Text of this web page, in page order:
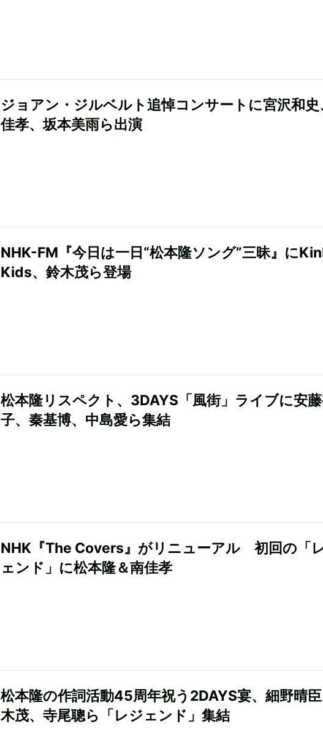
ジョアン・ジルベルト追悼コンサートに宮沢和史
佳孝、坂本美雨ら出演
NHK-FM『今日は一日“松本隆ソング”三昧』に
Kids、鈴木茂ら登場
松本隆リスペクト、3DAYS「風街」ライブに安
子、秦基博、中島愛ら集結
NHK『The Covers』がリニューアル 初回の「
ェンド」に松本隆＆南佳孝
松本隆の作詞活動45周年祝う2DAYS宴、細野晴
木茂、寺尾聰ら「レジェンド」集結